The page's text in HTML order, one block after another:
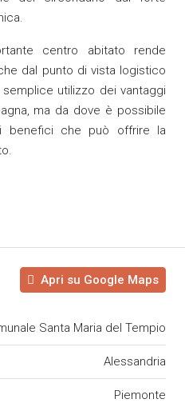
centro abitato rende
dal punto di vista logistico
utilizzo dei vantaggi
ma da dove è possibile
benefici che può offrire la
Apri su Google Maps
Santa Maria del Tempio
Alessandria
Piemonte